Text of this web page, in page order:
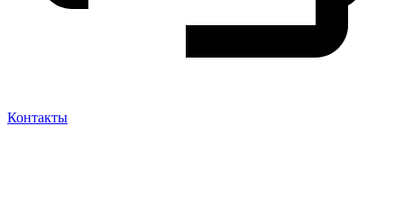
Контакты